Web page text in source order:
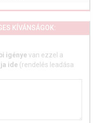
KÍVÁNSÁGOK:
igénye van ezzel a
ide (rendelés leadása